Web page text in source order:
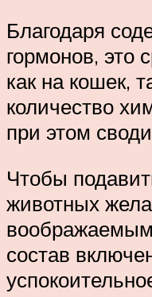
Благодаря
гормонов, это
как на кошек,
количество
при этом
Чтобы
животных
воображаемым
состав